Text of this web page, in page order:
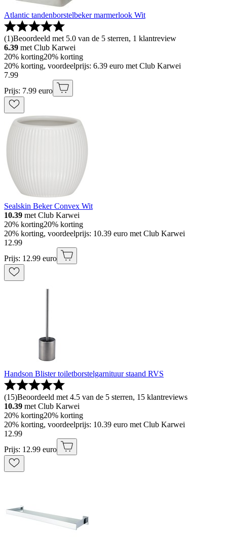
Atlantic tandenborstelbeker marmerlook Wit
(1)Beoordeeld met 5.0 van de 5 sterren, 1 klantreview
6.39 met Club Karwei
20% korting20% korting
20% korting, voordeelprijs: 6.39 euro met Club Karwei
7.99
Prijs: 7.99 euro
Sealskin Beker Convex Wit
10.39 met Club Karwei
20% korting20% korting
20% korting, voordeelprijs: 10.39 euro met Club Karwei
12.99
Prijs: 12.99 euro
Handson Blister toiletborstelgarnituur staand RVS
(15)Beoordeeld met 4.5 van de 5 sterren, 15 klantreviews
10.39 met Club Karwei
20% korting20% korting
20% korting, voordeelprijs: 10.39 euro met Club Karwei
12.99
Prijs: 12.99 euro